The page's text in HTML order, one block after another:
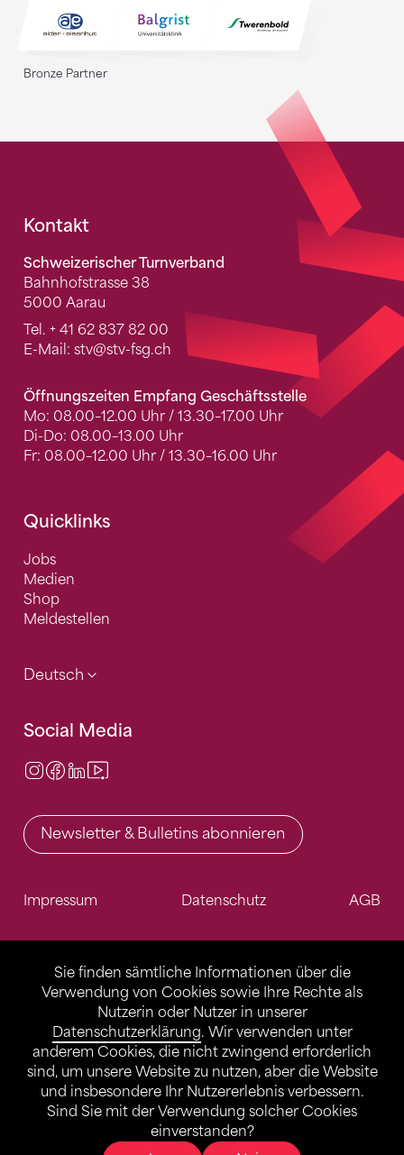
Sie finden sämtliche Informationen über die
Verwendung von Cookies sowie Ihre Rechte als
Nutzerin oder Nutzer in unserer
Datenschutzerklärung. Wir verwenden unter
anderem Cookies, die nicht zwingend erforderlich
sind, um unsere Website zu nutzen, aber die Website
und insbesondere Ihr Nutzererlebnis verbessern.
Sind Sie mit der Verwendung solcher Cookies
einverstanden?
Bronze Partner
Fusszeile
Kontakt
Schweizerischer Turnverband
Bahnhofstrasse 38
5000 Aarau
Tel. + 41 62 837 82 00
E-Mail: stv@stv-fsg.ch
Öffnungszeiten Empfang Geschäftsstelle
Mo: 08.00–12.00 Uhr / 13.30–17.00 Uhr
Di-Do: 08.00–13.00 Uhr
Fr: 08.00–12.00 Uhr / 13.30–16.00 Uhr
Quicklinks
Jobs
Medien
Shop
Meldestellen
Deutsch
Social Media
Instagram
Facebook
LinkedIn
Newsletter & Bulletins abonnieren
Impressum Datenschutz AGB